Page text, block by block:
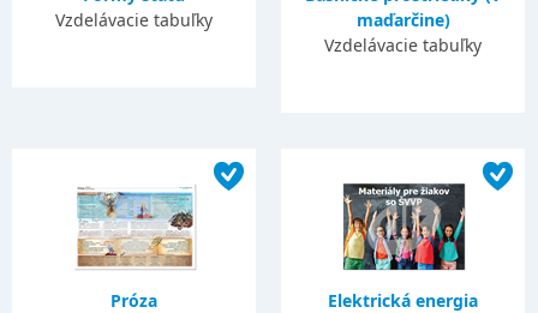
Vzdelávacie tabuľky
maďarčine)
Vzdelávacie tabuľky
Próza
Elektrická energia